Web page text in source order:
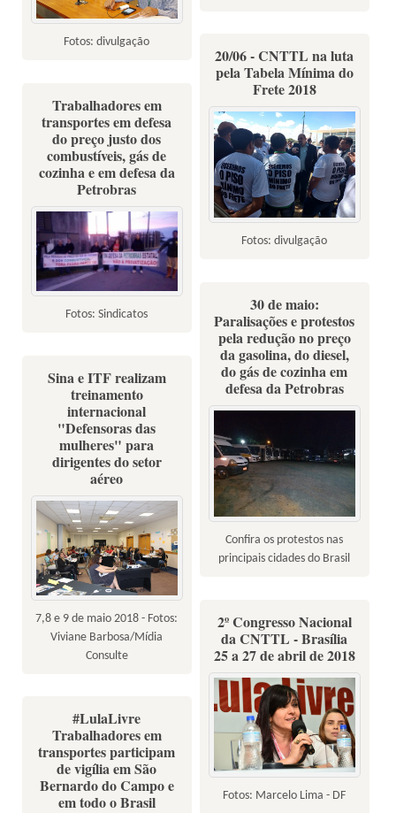
Fotos: divulgação
20/06 - CNTTL na luta
pela Tabela Mínima do
Frete 2018
Fotos: divulgação
Trabalhadores em
transportes em defesa
do preço justo dos
combustíveis, gás de
cozinha e em defesa da
Petrobras
Fotos: Sindicatos
30 de maio:
Paralisações e protestos
pela redução no preço
da gasolina, do diesel,
do gás de cozinha em
defesa da Petrobras
Confira os protestos nas
principais cidades do Brasil
Sina e ITF realizam
treinamento
internacional
"Defensoras das
mulheres" para
dirigentes do setor
aéreo
7,8 e 9 de maio 2018 - Fotos:
Viviane Barbosa/Mídia
Consulte
2º Congresso Nacional
da CNTTL - Brasília
25 a 27 de abril de 2018
Fotos: Marcelo Lima - DF
#LulaLivre
Trabalhadores em
transportes participam
de vigília em São
Bernardo do Campo e
em todo o Brasil